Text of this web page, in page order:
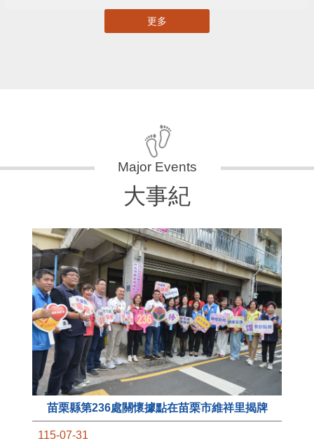
更多
大事紀
苗栗縣第236處關懷據點在苗栗市維祥里揭牌
115-07-31